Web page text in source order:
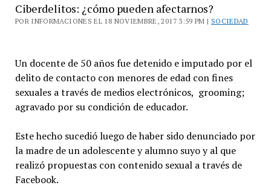
Ciberdelitos: ¿cómo pueden afectarnos?
POR INFORMACIONES EL 18 NOVIEMBRE, 2017 3:59 PM | SOCIEDAD
Un docente de 50 años fue detenido e imputado por el
delito de contacto con menores de edad con fines
sexuales a través de medios electrónicos, grooming;
agravado por su condición de educador.
Este hecho sucedió luego de haber sido denunciado por
la madre de un adolescente y alumno suyo y al que
realizó propuestas con contenido sexual a través de
Facebook.